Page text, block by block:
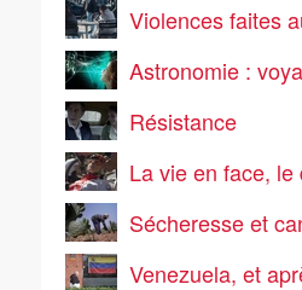
Violences faites
Astronomie :
Résistance
La vie en face, le
Sécheresse et canicule :
Venezuela, et